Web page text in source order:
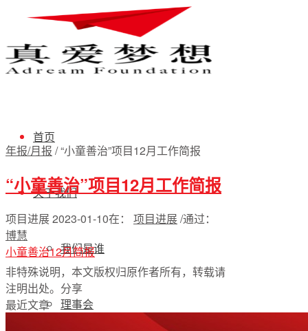
首页
关于我们
我们是谁
理事会
年报/月报 /“小童善治”项目12月工作简报
“小童善治”项目12月工作简报
项目进展2023-01-10在： 项目进展/通过：
博慧
小童善治12月简报
非特殊说明，本文版权归原作者所有，转载请
注明出处。 分享
最近文章